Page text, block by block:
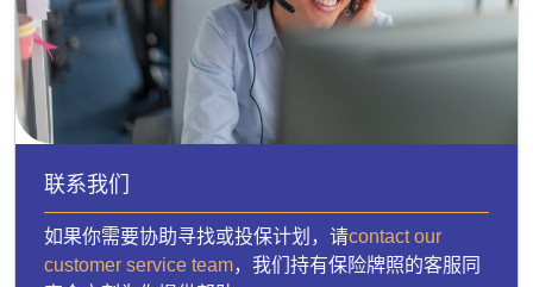
联系我们
如果你需要协助寻找或投保计划，请contact our
customer service team，我们持有保险牌照的客服同